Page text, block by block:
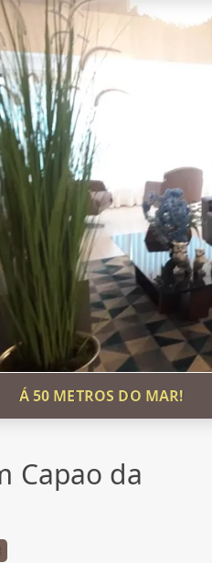
Á 50 METROS DO MAR!
Capao da